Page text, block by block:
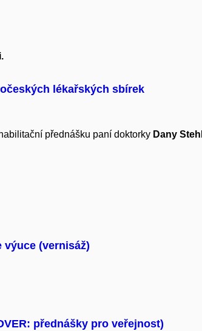
lékařských sbírek
přednášku paní doktorky Dany
výuce (vernisáž)
přednášky pro veřejnost)